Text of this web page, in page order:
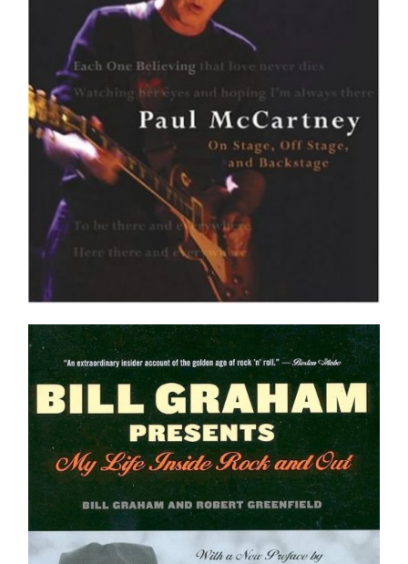
Bill Graham Presents: My Life Inside Rock And Out
Ajouter au panier Détails